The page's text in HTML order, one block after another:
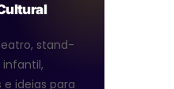
stand-
ideias para